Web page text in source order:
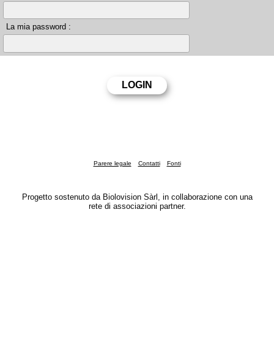
La mia password :
Parere legale Contatti Fonti
Progetto sostenuto da Biolovision Sàrl, in collaborazione con una
rete di associazioni partner.